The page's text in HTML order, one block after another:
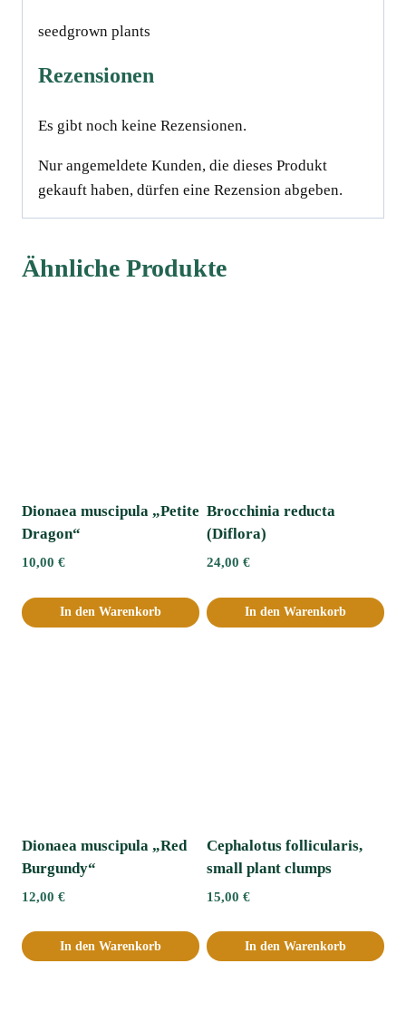
19",
Menge
seedgrown plants
Rezensionen
Es gibt noch keine Rezensionen.
Nur angemeldete Kunden, die dieses Produkt
gekauft haben, dürfen eine Rezension abgeben.
Ähnliche Produkte
Dionaea muscipula „Petite
Dragon“
10,00 €
In den Warenkorb
Brocchinia reducta
(Diflora)
24,00 €
In den Warenkorb
Dionaea muscipula „Red
Burgundy“
12,00 €
In den Warenkorb
Cephalotus follicularis,
small plant clumps
15,00 €
In den Warenkorb